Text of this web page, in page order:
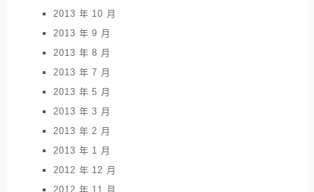
2013 年 10 月
2013 年 9 月
2013 年 8 月
2013 年 7 月
2013 年 5 月
2013 年 3 月
2013 年 2 月
2013 年 1 月
2012 年 12 月
2012 年 11 月